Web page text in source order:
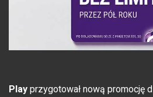
Play przygotował nową promocję